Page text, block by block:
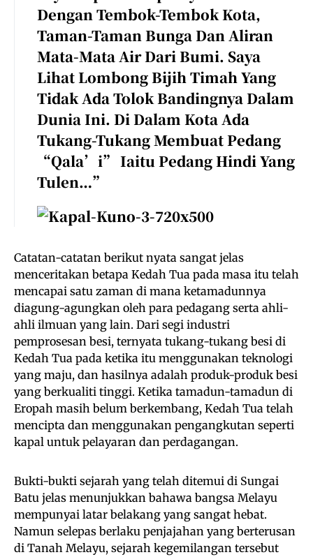
Dengan Tembok-Tembok Kota,
Taman-Taman Bunga Dan Aliran
Mata-Mata Air Dari Bumi. Saya
Lihat Lombong Bijih Timah Yang
Tidak Ada Tolok Bandingnya Dalam
Dunia Ini. Di Dalam Kota Ada
Tukang-Tukang Membuat Pedang
“Qala’i” Iaitu Pedang Hindi Yang
Tulen…”
Catatan-catatan berikut nyata sangat jelas
menceritakan betapa Kedah Tua pada masa itu telah
mencapai satu zaman di mana ketamadunnya
diagung-agungkan oleh para pedagang serta ahli-
ahli ilmuan yang lain. Dari segi industri
pemprosesan besi, ternyata tukang-tukang besi di
Kedah Tua pada ketika itu menggunakan teknologi
yang maju, dan hasilnya adalah produk-produk besi
yang berkualiti tinggi. Ketika tamadun-tamadun di
Eropah masih belum berkembang, Kedah Tua telah
mencipta dan menggunakan pengangkutan seperti
kapal untuk pelayaran dan perdagangan.
Bukti-bukti sejarah yang telah ditemui di Sungai
Batu jelas menunjukkan bahawa bangsa Melayu
mempunyai latar belakang yang sangat hebat.
Namun selepas berlaku penjajahan yang berterusan
di Tanah Melayu, sejarah kegemilangan tersebut